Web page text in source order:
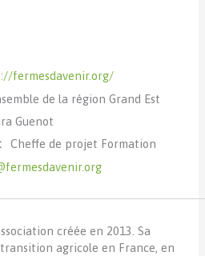
fermesdavenir.org/
de la région Grand Est
Guenot
Cheffe de projet Formation
créée en 2013. Sa
agricole en France, en